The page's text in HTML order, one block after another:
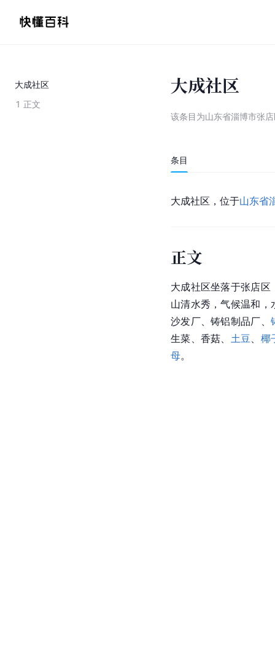
大成社区
1 正文
大成社区
该条目为山东省淄博市张
条目
大成社区，位于山东省
正文
大成社区坐落于张店
山清水秀，气候温和
沙发厂、铸铝制品厂、
生菜、香菇、 土豆
椰
母。